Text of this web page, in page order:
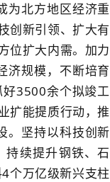
为北方地区经济重
创新引领、扩大有
位扩大内需。加力
济规模，不断培育
3500余个拟竣工
扩能提质行动，推
。坚持以科技创新
持续提升钢铁、石
个万亿级新兴支柱